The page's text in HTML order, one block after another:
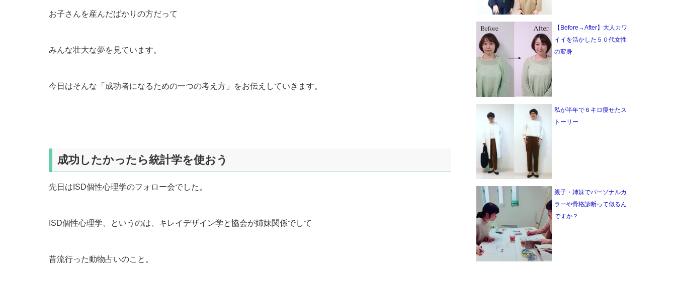
お子さんを産んだばかりの方だって
みんな壮大な夢を見ています。
今日はそんな「成功者になるための一つの考え方」をお伝えしていきます。
成功したかったら統計学を使おう
先日はISD個性心理学のフォロー会でした。
ISD個性心理学、というのは、キレイデザイン学と協会が姉妹関係でして
昔流行った動物占いのこと。
【Before→After】大人カワ
イイを活かした５０代女性
の変身
私が半年で６キロ痩せたス
トーリー
親子・姉妹でパーソナルカ
ラーや骨格診断って似るん
ですか？